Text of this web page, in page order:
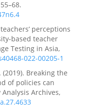
perceptions
based teacher
Testing in Asia,
022-00205-1
(2019). Breaking the
of policies can
Archives,